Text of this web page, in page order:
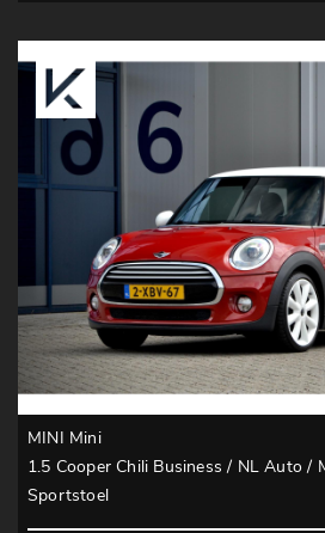
MINI Mini
1.5 Cooper Chili Business / NL Auto /
Sportstoel